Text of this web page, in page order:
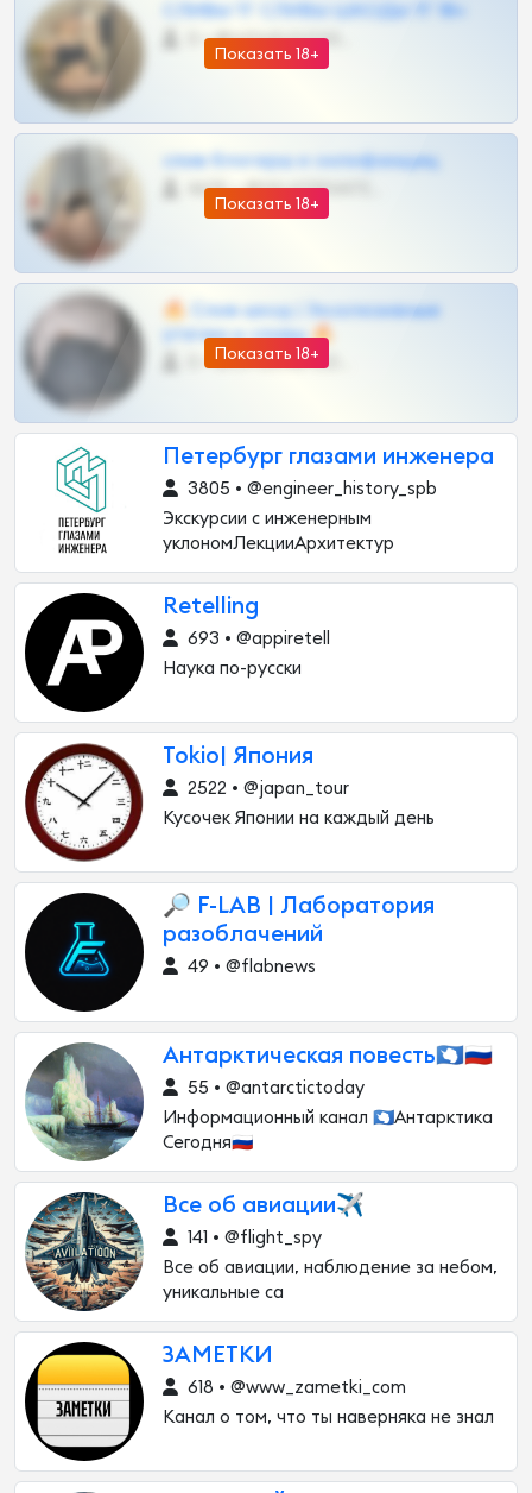
Показать 18+
СЛИВЫ ТГ СЛИВЫ ШКОДЫ ТГ 18+
0 •
Показать 18+
слив блогерш и онлифанщиц
4675 •
Показать 18+
🔥 Слив шкод | Эксклюзивные
утечки и сливы 🔥
0 •
Петербург глазами инженера
3805 • @engineer_history_spb
Экскурсии с инженерным
уклономЛекцииАрхитектур
Retelling
693 • @appiretell
Наука по-русски
Tokio| Япония
2522 • @japan_tour
Кусочек Японии на каждый день
🔎 F-LAB | Лаборатория
разоблачений
49 • @flabnews
Антарктическая повесть🇦🇶🇷🇺
55 • @antarctictoday
Информационный канал 🇦🇶Антарктика
Сегодня🇷🇺
Все об авиации✈
141 • @flight_spy
Все об авиации, наблюдение за небом,
уникальные са
ЗАМЕТКИ
618 • @www_zametki_com
Канал о том, что ты наверняка не знал